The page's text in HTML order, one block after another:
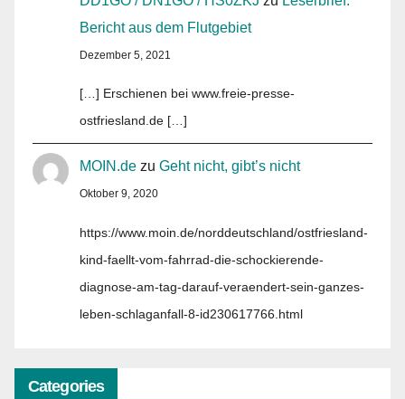
Bericht aus dem Flutgebiet
Dezember 5, 2021
[…] Erschienen bei www.freie-presse-
ostfriesland.de […]
MOIN.de zu Geht nicht, gibt’s nicht
Oktober 9, 2020
https://www.moin.de/norddeutschland/ostfriesland-
kind-faellt-vom-fahrrad-die-schockierende-
diagnose-am-tag-darauf-veraendert-sein-ganzes-
leben-schlaganfall-8-id230617766.html
Categories